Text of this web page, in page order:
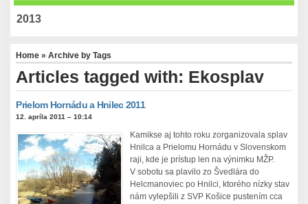
2013
Home » Archive by Tags
Articles tagged with: Ekosplav
Prielom Hornádu a Hnilec 2011
12. apríla 2011 – 10:14
Kamikse aj tohto roku zorganizovala splav
Hnilca a Prielomu Hornádu v Slovenskom
raji, kde je prístup len na výnimku MŽP.
V sobotu sa plavilo zo Švedlára do
Helcmanoviec po Hnilci, ktorého nízky stav
nám vylepšili z SVP Košice pustením cca